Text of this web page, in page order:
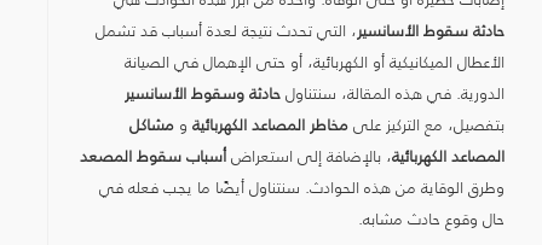
حادثة سقوط الأسانسير، التي تحدث نتيجة لعدة أسباب قد تشمل
الأعطال الميكانيكية أو الكهربائية، أو حتى الإهمال في الصيانة
الدورية. في هذه المقالة، سنتناولحادثة وسقوط الأسانسير
بتفصيل، مع التركيز علىمخاطر المصاعد الكهربائية و مشاكل
المصاعد الكهربائية، بالإضافة إلى استعراضأسباب سقوط المصعد
وطرق الوقاية من هذه الحوادث. سنتناول أيضًا ما يجب فعله في
حال وقوع حادث مشابه.